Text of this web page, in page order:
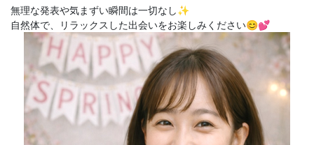
無理な発表や気まずい瞬間は一切なし✨
自然体で、リラックスした出会いをお楽しみください😊💕